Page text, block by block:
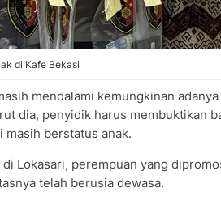
di Kafe Bekasi
mendalami kemungkinan
dia, penyidik harus membuktikan
masih berstatus anak.
Lokasari, perempuan yang
telah berusia dewasa.